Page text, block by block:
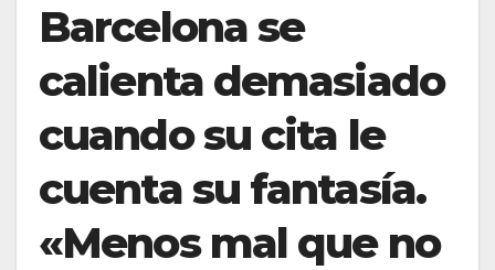
Barcelona se
calienta demasiado
cuando su cita le
cuenta su fantasía.
«Menos mal que no